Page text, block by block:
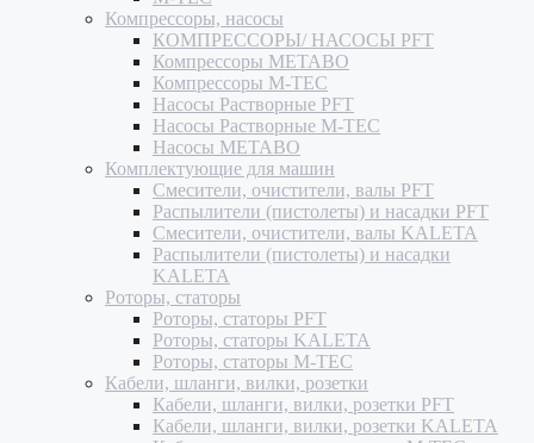
Компрессоры, насосы
КОМПРЕССОРЫ/ НАСОСЫ PFT
Компрессоры METABO
Компрессоры M-TEC
Насосы Растворные PFT
Насосы Растворные M-TEC
Насосы METABO
Комплектующие для машин
Смесители, очистители, валы PFT
Распылители (пистолеты) и насадки PFT
Смесители, очистители, валы KALETA
Распылители (пистолеты) и насадки
KALETA
Роторы, статоры
Роторы, статоры PFT
Роторы, статоры KALETA
Роторы, статоры M-TEC
Кабели, шланги, вилки, розетки
Кабели, шланги, вилки, розетки PFT
Кабели, шланги, вилки, розетки KALETA